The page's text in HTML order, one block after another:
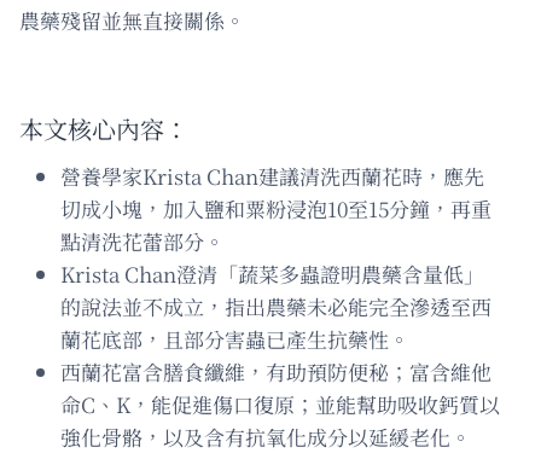
農藥殘留並無直接關係。
本文核心內容：
營養學家Krista Chan建議清洗西蘭花時，應先
切成小塊，加入鹽和粟粉浸泡10至15分鐘，再重
點清洗花蕾部分。
Krista Chan澄清「蔬菜多蟲證明農藥含量低」
的說法並不成立，指出農藥未必能完全滲透至西
蘭花底部，且部分害蟲已產生抗藥性。
西蘭花富含膳食纖維，有助預防便秘；富含維他
命C、K，能促進傷口復原；並能幫助吸收鈣質以
強化骨骼，以及含有抗氧化成分以延緩老化。